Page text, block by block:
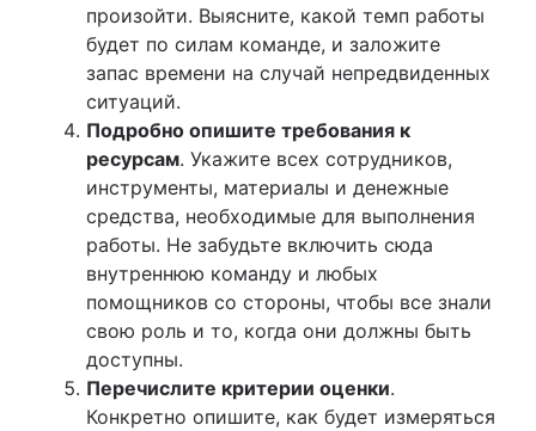
произойти. Выясните, какой темп работы
будет по силам команде, и заложите
запас времени на случай непредвиденных
ситуаций.
Подробно опишите требования к
ресурсам. Укажите всех сотрудников,
инструменты, материалы и денежные
средства, необходимые для выполнения
работы. Не забудьте включить сюда
внутреннюю команду и любых
помощников со стороны, чтобы все знали
свою роль и то, когда они должны быть
доступны.
Перечислите критерии оценки.
Конкретно опишите, как будет измеряться